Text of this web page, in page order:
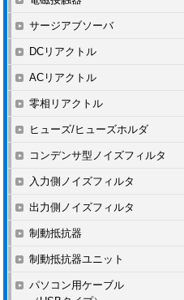
サージアブソーバ
DCリアクトル
ACリアクトル
零相リアクトル
ヒューズ/ヒューズホルダ
コンデンサ型ノイズフィルタ
入力側ノイズフィルタ
出力側ノイズフィルタ
制動抵抗器
制動抵抗器ユニット
パソコン用ケーブル